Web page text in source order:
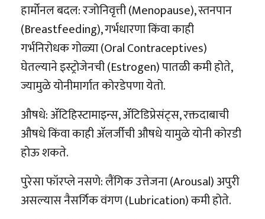
हार्मोनल बदल: रजोनिवृत्ती (Menopause), स्तनपान
(Breastfeeding), गर्भधारणा किंवा काही
गर्भनिरोधक गोळ्या (Oral Contraceptives)
घेतल्याने इस्ट्रोजेनची (Estrogen) पातळी कमी होते,
ज्यामुळे योनीमार्गात कोरडेपणा येतो.
औषधे: ॲंटिहिस्टामाइन्स, ॲंटिडिप्रेसंट्स, रक्तदाबाची
औषधे किंवा काही ॲलर्जीची औषधे यामुळे योनी कोरडी
होऊ शकते.
पुरेसा फॉरप्ले नसणे: लैंगिक उत्तेजना (Arousal) अपुरी
असल्यास नैसर्गिक वंगण (Lubrication) कमी होते.